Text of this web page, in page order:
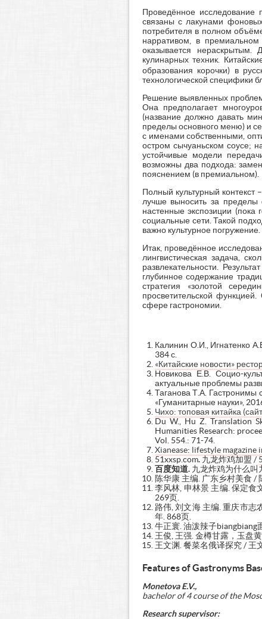
Проведённое исследование
связаны с лакунами
потребителя в полном
нарративом, в премиальном
оказывается нераскрытым.
кулинарных техник.
образования корочки) в
технологической специфики
Решение выявленных
Она предполагает
(название должно давать
пределы основного меню) и
с именами собственными,
остром сычуаньском соусе;
устойчивые модели
возможны два подхода:
пояснением (в премиальном).
Полный культурный контекст
лучше выносить за пределы
настенные экспозиции
социальные сети. Такой
важно культурное погружение.
Итак, проведённое
лингвистическая задача,
развлекательности.
глубинное содержание
стратегия «золотой
просветительской
сфере гастрономии.
Калинин О.И., Игнатенко
384 с.
«Китайские новости»
Новикова Е.В. Социо-
актуальные проблемы
Таганова Т.А. Гастронимы
«Гуманитарные науки»,
Чихо: топовая китайка
Du W., Hu Z. Translation
Humanities Research:
Vol. 554.: 71-74.
Xianease: lifestyle magazine
51xxsp.com.九龙炸鸡加盟 /
百度知道.九龙炸鸡为什么叫
陈华康 主编. 广东乡村美食 /
李风林, 申林景 主编. 保定食
269页.
路伟, 刘文海 主编. 重庆市志
年. 868页.
牛正寰. 油泼辣子biangbiang
王俊, 王强. 金樽甘露，玉盘
王文渊. 餐菜名俄译探究 / 王
Features of Gastronyms
Monetova E.V.,
bachelor of 4 course of the
Research supervisor: